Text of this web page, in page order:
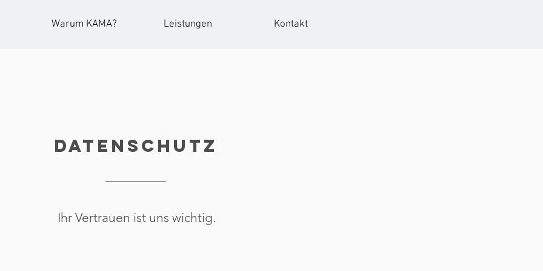
Warum KAMA? Leistungen Kontakt
Datenschutz
Ihr Vertrauen ist uns wichtig.